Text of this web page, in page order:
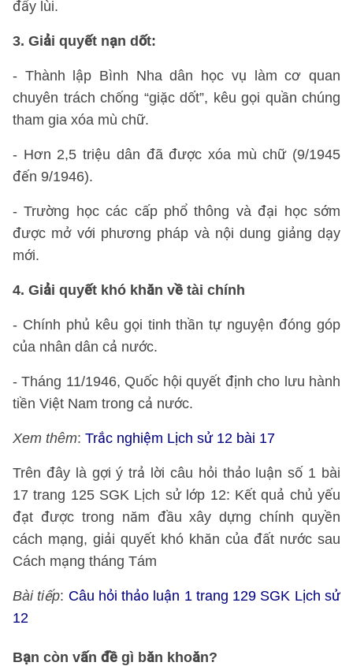
đẩy lùi.
3. Giải quyết nạn dốt:
- Thành lập Bình Nha dân học vụ làm cơ quan
chuyên trách chống “giặc dốt”, kêu gọi quần chúng
tham gia xóa mù chữ.
- Hơn 2,5 triệu dân đã được xóa mù chữ (9/1945
đến 9/1946).
- Trường học các cấp phổ thông và đại học sớm
được mở với phương pháp và nội dung giảng dạy
mới.
4. Giải quyết khó khăn về tài chính
- Chính phủ kêu gọi tinh thần tự nguyện đóng góp
của nhân dân cả nước.
- Tháng 11/1946, Quốc hội quyết định cho lưu hành
tiền Việt Nam trong cả nước.
Xem thêm: Trắc nghiệm Lịch sử 12 bài 17
Trên đây là gợi ý trả lời câu hỏi thảo luận số 1 bài
17 trang 125 SGK Lịch sử lớp 12: Kết quả chủ yếu
đạt được trong năm đầu xây dựng chính quyền
cách mạng, giải quyết khó khăn của đất nước sau
Cách mạng tháng Tám
Bài tiếp: Câu hỏi thảo luận 1 trang 129 SGK Lịch sử
12
Bạn còn vấn đề gì băn khoăn?